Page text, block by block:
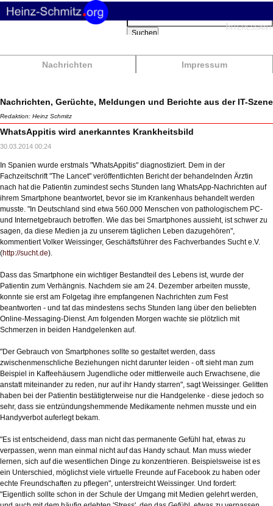
Nachrichten Impressum
Suchbegriffe
Suchen
Nachrichten, Gerüchte, Meldungen und Berichte aus der IT-Szene
Redaktion: Heinz Schmitz
WhatsAppitis wird anerkanntes Krankheitsbild
30.03.2014 00:24
In Spanien wurde erstmals "WhatsAppitis" diagnostiziert. Dem in der
Fachzeitschrift "The Lancet" veröffentlichten Bericht der behandelnden Ärztin
nach hat die Patientin zumindest sechs Stunden lang WhatsApp-Nachrichten auf
ihrem Smartphone beantwortet, bevor sie im Krankenhaus behandelt werden
musste. "In Deutschland sind etwa 560.000 Menschen von pathologischem PC-
und Internetgebrauch betroffen. Wie das bei Smartphones aussieht, ist schwer zu
sagen, da diese Medien ja zu unserem täglichen Leben dazugehören",
kommentiert Volker Weissinger, Geschäftsführer des Fachverbandes Sucht e.V.
(http://sucht.de).
Dass das Smartphone ein wichtiger Bestandteil des Lebens ist, wurde der
Patientin zum Verhängnis. Nachdem sie am 24. Dezember arbeiten musste,
konnte sie erst am Folgetag ihre empfangenen Nachrichten zum Fest
beantworten - und tat das mindestens sechs Stunden lang über den beliebten
Online-Messaging-Dienst. Am folgenden Morgen wachte sie plötzlich mit
Schmerzen in beiden Handgelenken auf.
"Der Gebrauch von Smartphones sollte so gestaltet werden, dass
zwischenmenschliche Beziehungen nicht darunter leiden - oft sieht man zum
Beispiel in Kaffeehäusern Jugendliche oder mittlerweile auch Erwachsene, die
anstatt miteinander zu reden, nur auf ihr Handy starren", sagt Weissinger. Gelitten
haben bei der Patientin bestätigterweise nur die Handgelenke - diese jedoch so
sehr, dass sie entzündungshemmende Medikamente nehmen musste und ein
Handyverbot auferlegt bekam.
"Es ist entscheidend, dass man nicht das permanente Gefühl hat, etwas zu
verpassen, wenn man einmal nicht auf das Handy schaut. Man muss wieder
lernen, sich auf die wesentlichen Dinge zu konzentrieren. Beispielsweise ist es
ein Unterschied, möglichst viele virtuelle Freunde auf Facebook zu haben oder
echte Freundschaften zu pflegen", unterstreicht Weissinger. Und fordert:
"Eigentlich sollte schon in der Schule der Umgang mit Medien gelehrt werden,